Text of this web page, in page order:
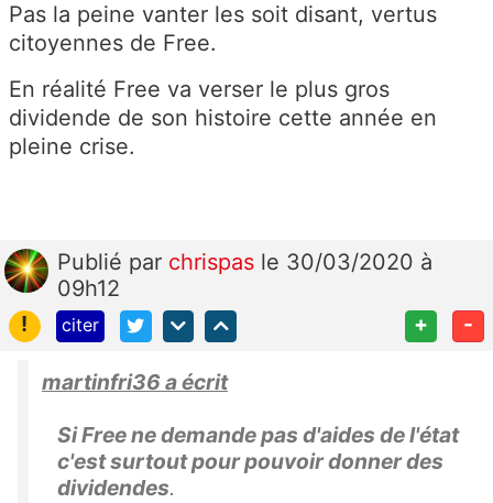
Pas la peine vanter les soit disant, vertus
citoyennes de Free.
En réalité Free va verser le plus gros
dividende de son histoire cette année en
pleine crise.
Publié par chrispas le 30/03/2020 à
09h12
!
citer + -
martinfri36 a écrit
Si Free ne demande pas d'aides de l'état
c'est surtout pour pouvoir donner des
dividendes.